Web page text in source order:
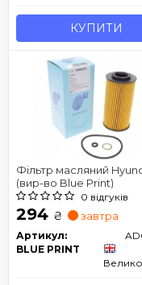
КУПИТИ
Фільтр масляний
(вир-во Blue Print)
0 відгуків
294 ₴ завтра
Артикул:
BLUE PRINT